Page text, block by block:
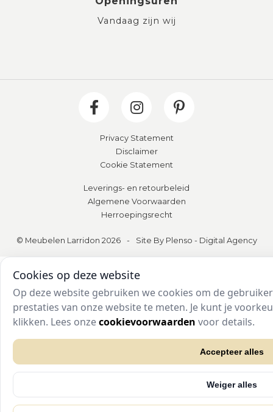
Vandaag zijn wij
Privacy Statement
Disclaimer
Cookie Statement
Leverings- en retourbeleid
Algemene Voorwaarden
Herroepingsrecht
© Meubelen Larridon 2026 - Site By Plenso - Digital Agency
Cookies op deze website
Op deze website gebruiken we cookies om de
prestaties van onze website te meten. Je kunt je
klikken. Lees onzecookievoorwaarden voor details.
Accepteer alles
Weiger alles